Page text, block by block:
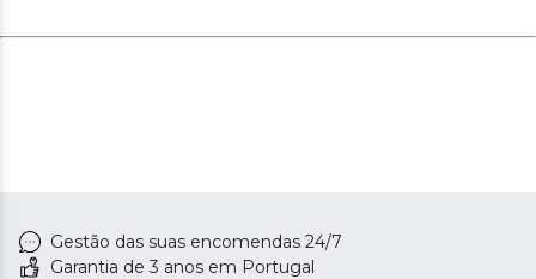
Gestão das suas encomendas 24/7
Garantia de 3 anos em Portugal